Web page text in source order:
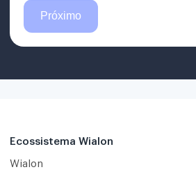
Ecossistema Wialon
Wialon